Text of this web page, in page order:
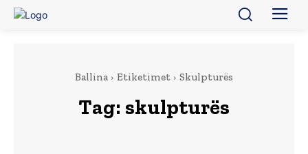
Ballina Etiketimet Skulpturës
Tag: skulpturës